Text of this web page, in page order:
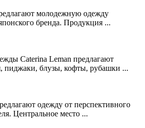
молодежную одежду
бренда. Продукция ...
Caterina Leman предлагают
пиджаки, блузы, кофты, рубашки ...
одежду от перспективного
Центральное место ...